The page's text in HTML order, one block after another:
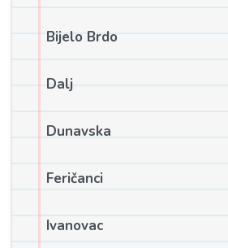
Bijelo Brdo
Dalj
Dunavska
Feričanci
Ivanovac